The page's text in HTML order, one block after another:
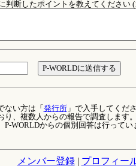
判断したポイントを教えてください
ない方は「 発行所」で入手してくだ
り、複数人からの報告で調査します
P-WORLDからの個別回答は行ってい
メンバー登録| プロフィー